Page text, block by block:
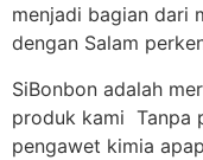
menjadi bagian dari
dengan Salam
SiBonbon adalah
produk kami Tanpa
pengawet kimia